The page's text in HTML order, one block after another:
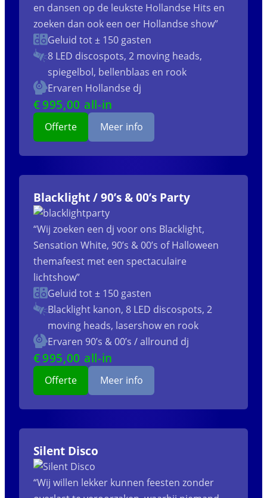
en dansen op de leukste Hollandse Hits en
zoeken dan ook een oer Hollandse show”
Geluid tot ± 150 gasten
8 LED discospots, 2 moving heads,
spiegelbol, bellenblaas en rook
Ervaren Hollandse dj
€995,00 all-in
Offerte Meer info
Blacklight / 90’s & 00’s Party
“Wij zoeken een dj voor ons Blacklight,
Sensation White, 90’s & 00’s of Halloween
themafeest met een spectaculaire
lichtshow”
Geluid tot ± 150 gasten
Blacklight kanon, 8 LED discospots, 2
moving heads, lasershow en rook
Ervaren 90’s & 00’s / allround dj
€995,00 all-in
Offerte Meer info
Silent Disco
“Wij willen lekker kunnen feesten zonder